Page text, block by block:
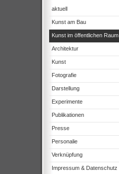
aktuell
Kunst am Bau
Kunst im öffentlichen Raum
Architektur
Kunst
Fotografie
Darstellung
Experimente
Publikationen
Presse
Personalie
Verknüpfung
Impressum & Datenschutz